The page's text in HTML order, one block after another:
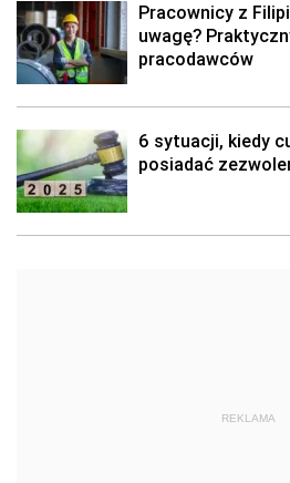
Pracownicy z
uwagę?
pracodawców
6 sytuacji, kiedy
posiadać
REKLAMA